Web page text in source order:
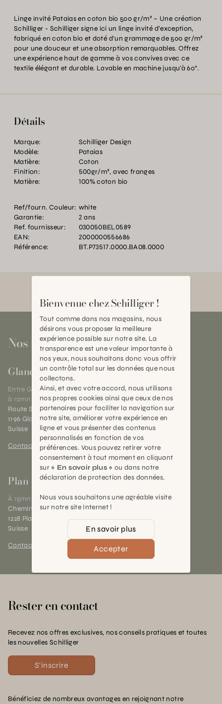
Linge invité Pataias en coton bio 500 gr/m² – Une création
Schilliger - Schilliger signe ici un linge invité d’exception,
fabriqué en coton bio et doté d’un grammage de 500 gr/m²
pour une douceur et une absorption remarquables. Offrez
une expérience haut de gamme à vos convives avec ce
textile élégant et durable. Lavable en machine jusqu'à 60°.
Détails
Marque:
Schilliger Design
Modèle:
Pataias
Matière:
Coton
Finition:
500gr/m², avec franges
Matière:
100% coton bio
Ref/fourn. Couleur: white
Garantie:
2 ans
Ref. fournisseur:
030050BEL0589
EAN:
2000000556686
Référence:
BT.P73517.0000.BA08.0000
Nos magasins
Gland
Entre Genève et Lausanne,
à 10mn de Nyon
Route Suisse 40
1196 Gland (VD)
Suisse
Contact et horaires
Plan-les-Ouates
À 15mn du centre de Genève
Chemin des Charrotons 25
1228 Plan-les-Ouates (GE)
Suisse
Contact et horaires
Rester en contact
Recevez nos offres exclusives, nos conseils pratiques et toutes
les nouvelles Schilliger
S'inscrire
Bénéficiez de nombreux avantages en rejoignant notre
Bienvenue chez Schilliger !
Tout comme dans nos magasins, nous
désirons vous proposer la meilleure
expérience possible sur notre site. La
transparence est une valeur importante à
nos yeux, nous souhaitons donc vous offrir
un contrôle total sur les données que nous
collectons.
Ainsi, et avec votre accord, nous utilisons
nos propres cookies ainsi que ceux de nos
partenaires pour faciliter la navigation sur
notre site, améliorer votre expérience en
ligne et vous présenter des contenus
personnalisés en fonction de vos
préférences. Vous pouvez retirer votre
consentement à tout moment en cliquant
sur « En savoir plus » ou dans notre
déclaration de protection des données.
Nous vous souhaitons une agréable visite
sur notre site Internet !
En savoir plus
Accepter